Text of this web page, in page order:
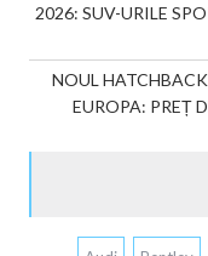
2026: SUV-URILE
NOUL
EUROPA: PREȚ